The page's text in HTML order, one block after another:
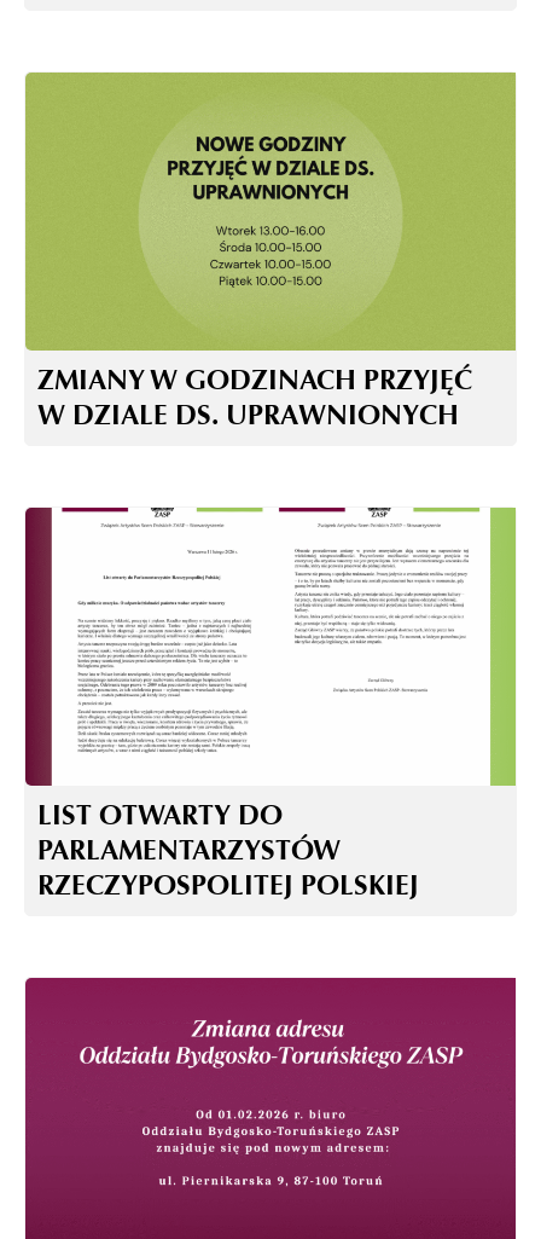
ZMIANY W GODZINACH PRZYJĘĆ
W DZIALE DS. UPRAWNIONYCH
LIST OTWARTY DO
PARLAMENTARZYSTÓW
RZECZYPOSPOLITEJ POLSKIEJ